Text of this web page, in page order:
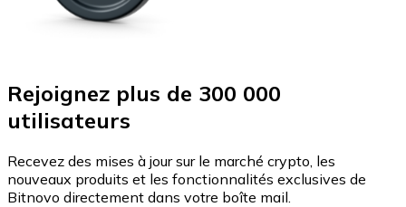
Rejoignez plus de 300 000
utilisateurs
Recevez des mises à jour sur le marché crypto, les
nouveaux produits et les fonctionnalités exclusives de
Bitnovo directement dans votre boîte mail.